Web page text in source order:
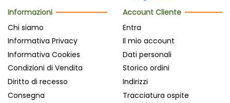
Informazioni
Chi siamo
Informativa Privacy
Informativa Cookies
Condizioni di Vendita
Diritto di recesso
Consegna
Account Cliente
Entra
Il mio account
Dati personali
Storico ordini
Indirizzi
Tracciatura ospite